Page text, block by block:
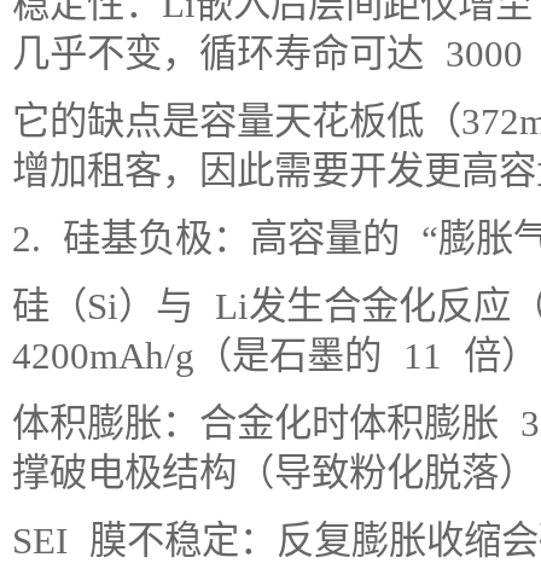
几乎不变，循环寿命可达
它的缺点是容量天花板低（
增加租客，因此需要开发更高
2. 硅基负极：高容量的 “膨胀
硅（Si）与 Li发生合金化反应
4200mAh/g（是石墨的 11 倍
体积膨胀：合金化时体积膨胀
撑破电极结构（导致粉化脱落
SEI 膜不稳定：反复膨胀收缩